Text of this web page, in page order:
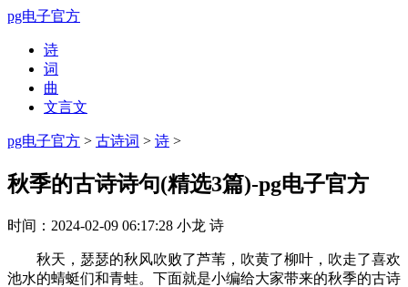
pg电子官方
诗
词
曲
文言文
pg电子官方 > 古诗词 > 诗 >
秋季的古诗诗句(精选3篇)-pg电子官方
时间： 2024-02-09 06:17:28 小龙 诗
秋天，瑟瑟的秋风吹败了芦苇，吹黄了柳叶，吹走了喜欢
池水的蜻蜓们和青蛙。下面就是小编给大家带来的秋季的古诗